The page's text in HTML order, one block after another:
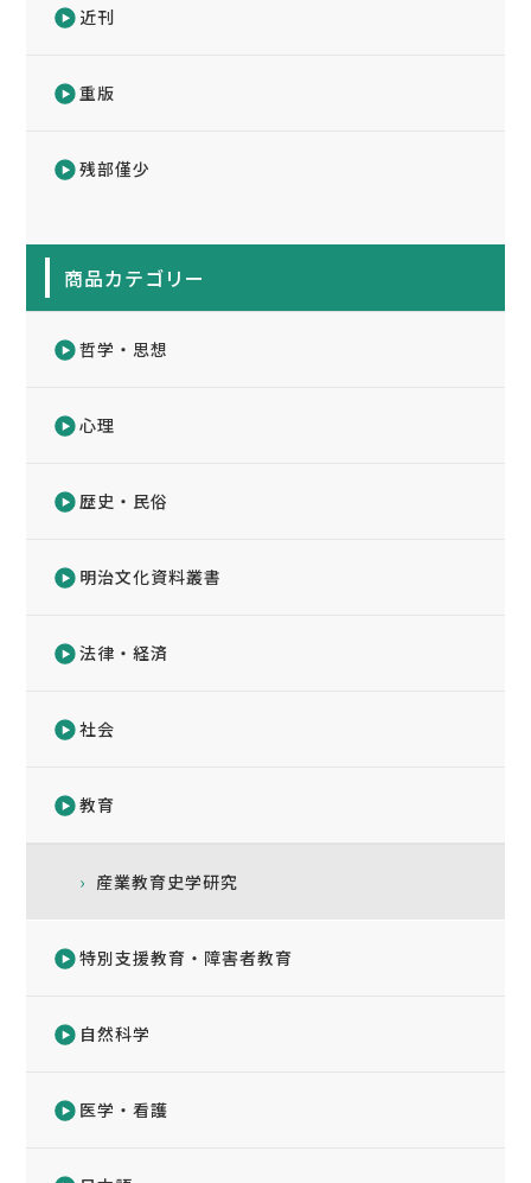
近刊
重版
残部僅少
商品カテゴリー
哲学・思想
心理
歴史・民俗
明治文化資料叢書
法律・経済
社会
教育
産業教育史学研究
特別支援教育・障害者教育
自然科学
医学・看護